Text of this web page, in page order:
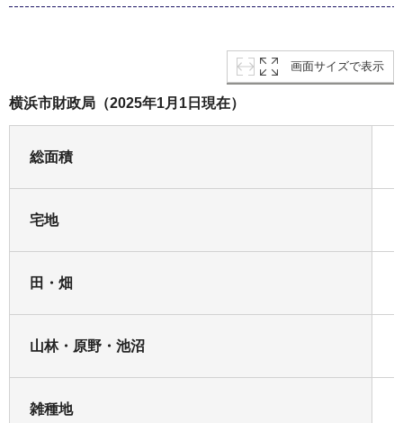
画面サイズで表示
横浜市財政局（2025年1月1日現在）
総面積
宅地
田・畑
山林・原野・池沼
雑種地